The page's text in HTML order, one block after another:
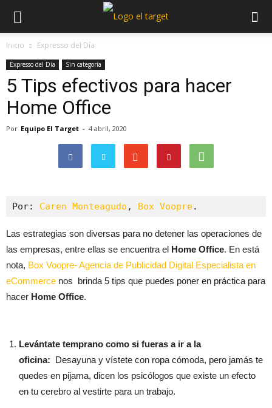
Inicio Expresso del Día
Expresso del Día Sin categoría
5 Tips efectivos para hacer
Home Office
Por Equipo El Target - 4 abril, 2020
Por: Caren Monteagudo , Box Voopre.
Las estrategias son diversas para no detener las operaciones de
las empresas, entre ellas se encuentra el Home Office. En está
nota, Box Voopre- Agencia de Publicidad Digital Especialista en
eCommerce nos brinda 5 tips que puedes poner en práctica para
hacer Home Office.
Levántate temprano como si fueras a ir a la
oficina: Desayuna y vístete con ropa cómoda, pero jamás te
quedes en pijama, dicen los psicólogos que existe un efecto
en tu cerebro al vestirte para un trabajo.